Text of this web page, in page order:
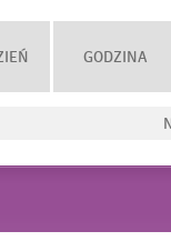
GODZINA